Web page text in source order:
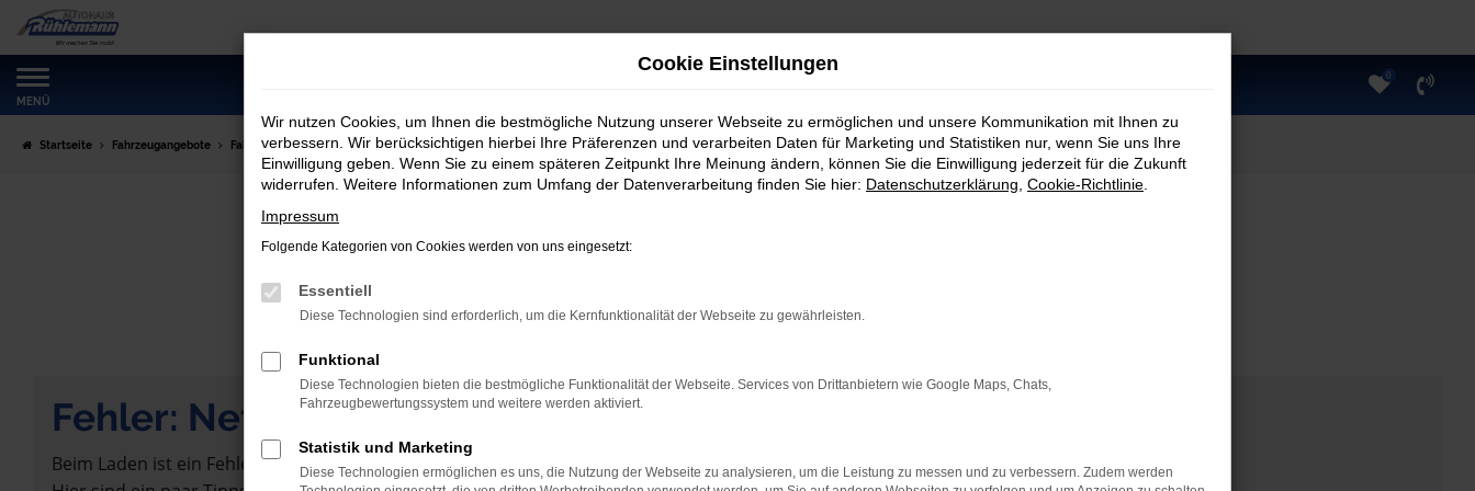
Zum
Hauptinhalt
springen
MENÜ
0
Startseite Fahrzeugangebote Fahrzeugmarkt
Fahrzeugmarkt
Fehler: Network Error
Beim Laden ist ein Fehler aufgetreten.
Cookie Einstellungen
Wir nutzen Cookies, um Ihnen die bestmögliche Nutzung unserer Webseite zu ermöglichen und unsere Kommunikation mit Ihnen zu
verbessern. Wir berücksichtigen hierbei Ihre Präferenzen und verarbeiten Daten für Marketing und Statistiken nur, wenn Sie uns Ihre
Einwilligung geben. Wenn Sie zu einem späteren Zeitpunkt Ihre Meinung ändern, können Sie die Einwilligung jederzeit für die Zukunft
widerrufen. Weitere Informationen zum Umfang der Datenverarbeitung finden Sie hier: Datenschutzerklärung Cookie-Richtlinie
Impressum
Folgende Kategorien von Cookies werden von uns eingesetzt:
Essentiell
Diese Technologien sind erforderlich, um die Kernfunktionalität der Webseite zu gewährleisten.
Funktional
Diese Technologien bieten die bestmögliche Funktionalität der Webseite. Services von Drittanbietern wie Google Maps, Chats,
Fahrzeugbewertungssystem und weitere werden aktiviert.
Statistik und Marketing
Diese Technologien ermöglichen es uns, die Nutzung der Webseite zu analysieren, um die Leistung zu messen und zu verbessern. Zudem werden